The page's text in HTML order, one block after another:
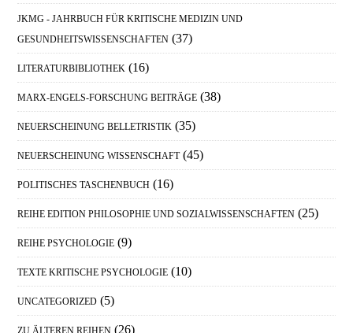
JKMG - JAHRBUCH FÜR KRITISCHE MEDIZIN UND
GESUNDHEITSWISSENSCHAFTEN (37)
LITERATURBIBLIOTHEK (16)
MARX-ENGELS-FORSCHUNG BEITRÄGE (38)
NEUERSCHEINUNG BELLETRISTIK (35)
NEUERSCHEINUNG WISSENSCHAFT (45)
POLITISCHES TASCHENBUCH (16)
REIHE EDITION PHILOSOPHIE UND SOZIALWISSENSCHAFTEN (25)
REIHE PSYCHOLOGIE (9)
TEXTE KRITISCHE PSYCHOLOGIE (10)
UNCATEGORIZED (5)
ZU ÄLTEREN REIHEN (26)